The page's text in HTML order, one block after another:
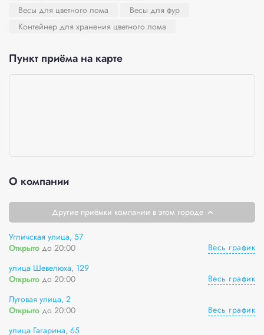
Весы для цветного лома
Весы для фур
Контейнер для хранения цветного лома
Пункт приёма на карте
О компании
Другие приёмки компании в этом городе
Угличская улица, 57
Открыто до 20:00
Весь график
улица Шевелюха, 129
Открыто до 20:00
Весь график
Луговая улица, 2
Открыто до 20:00
Весь график
улица Гагарина, 65